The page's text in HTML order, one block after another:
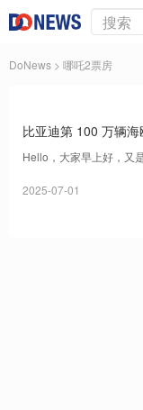
DoNews > 哪吒2票房
比亚迪第 100 万辆
米上周新增锁单破 28
Hello，大家早上好，又
2025-07-01